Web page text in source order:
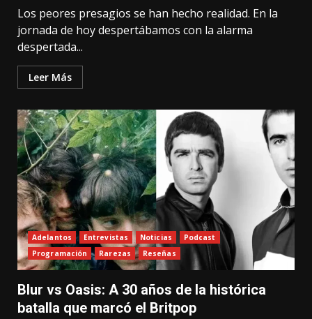
Los peores presagios se han hecho realidad. En la
jornada de hoy despertábamos con la alarma
despertada...
Leer Más
Adelantos Entrevistas Noticias
Podcast
Programación
Rarezas Reseñas
Blur vs Oasis: A 30 años de la histórica
batalla que marcó el Britpop